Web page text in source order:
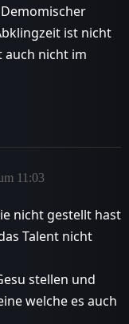
ist nicht
nicht im
11:03
nicht gestellt hast
Talent nicht
stellen und
welche es auch